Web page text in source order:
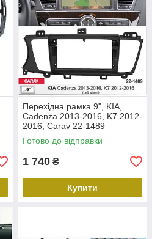
Перехідна рамка 9", KIA,
Cadenza 2013-2016, K7 2012-
2016, Carav 22-1489
Готово до відправки
1 740 ₴
Купити